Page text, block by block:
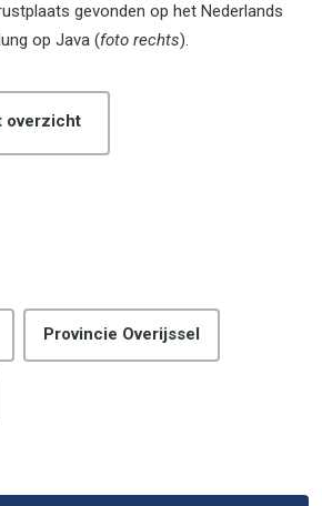
gevonden op het Nederlands
op Java (foto rechts).
overzicht
Provincie Overijssel